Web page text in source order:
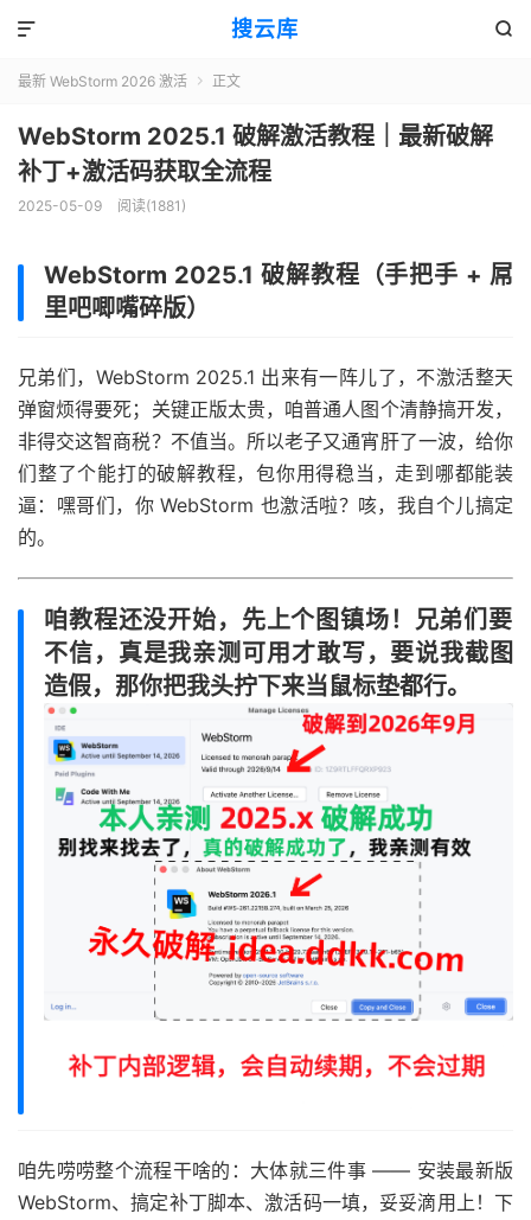
搜云库 

最新 WebStorm 2026 激活  正文
WebStorm 2025.1 破解激活教程｜最新破解
补丁+激活码获取全流程
2025-05-09 阅读(1881 )
WebStorm 2025.1 破解教程（手把手 + 屌
里吧唧嘴碎版）
兄弟们，WebStorm 2025.1 出来有一阵儿了，不激活整天
弹窗烦得要死；关键正版太贵，咱普通人图个清静搞开发，
非得交这智商税？不值当。所以老子又通宵肝了一波，给你
们整了个能打的破解教程，包你用得稳当，走到哪都能装
逼：嘿哥们，你 WebStorm 也激活啦？咳，我自个儿搞定
的。
咱教程还没开始，先上个图镇场！兄弟们要
不信，真是我亲测可用才敢写，要说我截图
造假，那你把我头拧下来当鼠标垫都行。
咱先唠唠整个流程干啥的：大体就三件事 —— 安装最新版
WebStorm、搞定补丁脚本、激活码一填，妥妥滴用上！下